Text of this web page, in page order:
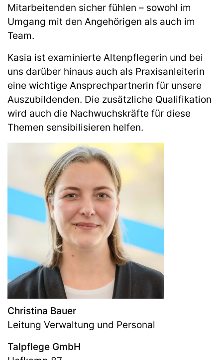
Mitarbeitenden sicher fühlen – sowohl im
Umgang mit den Angehörigen als auch im
Team.
Kasia ist examinierte Altenpflegerin und bei
uns darüber hinaus auch als Praxis­anleiter­in
eine wichtige Ansprechpartnerin für unsere
Auszubildenden. Die zusätzliche Qualifikation
wird auch die Nachwuchskräfte für diese
Themen sensibilisieren helfen.
Christina Bauer
Leitung Verwaltung und Personal
Talpflege GmbH